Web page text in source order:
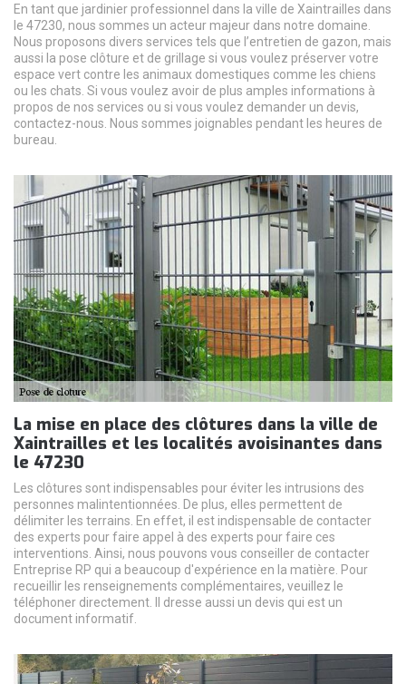
En tant que jardinier professionnel dans la ville de Xaintrailles dans
le 47230, nous sommes un acteur majeur dans notre domaine.
Nous proposons divers services tels que l’entretien de gazon, mais
aussi la pose clôture et de grillage si vous voulez préserver votre
espace vert contre les animaux domestiques comme les chiens
ou les chats. Si vous voulez avoir de plus amples informations à
propos de nos services ou si vous voulez demander un devis,
contactez-nous. Nous sommes joignables pendant les heures de
bureau.
La mise en place des clôtures dans la ville de
Xaintrailles et les localités avoisinantes dans
le 47230
Les clôtures sont indispensables pour éviter les intrusions des
personnes malintentionnées. De plus, elles permettent de
délimiter les terrains. En effet, il est indispensable de contacter
des experts pour faire appel à des experts pour faire ces
interventions. Ainsi, nous pouvons vous conseiller de contacter
Entreprise RP qui a beaucoup d'expérience en la matière. Pour
recueillir les renseignements complémentaires, veuillez le
téléphoner directement. Il dresse aussi un devis qui est un
document informatif.